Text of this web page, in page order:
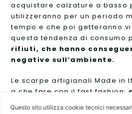
acquistare calzature a basso
utilizzeranno per un periodo
tempo e che poi getteranno
questa tendenza di consumo
rifiuti, che hanno
negative sull’ambiente.
Le scarpe artigianali Made in
a che fare con il fast fashion:
Questo sito utilizza cookie tecnici